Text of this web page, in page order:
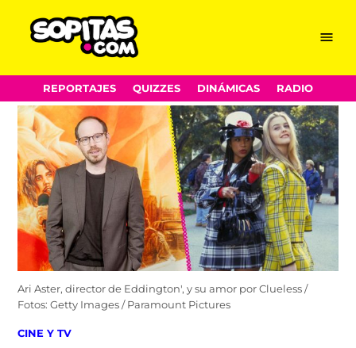
Skip
to
content
Menu
REPORTAJES QUIZZES DINÁMICAS RADIO
Ari Aster, director de Eddington', y su amor por Clueless /
Fotos: Getty Images / Paramount Pictures
POSTED
CINE Y TV